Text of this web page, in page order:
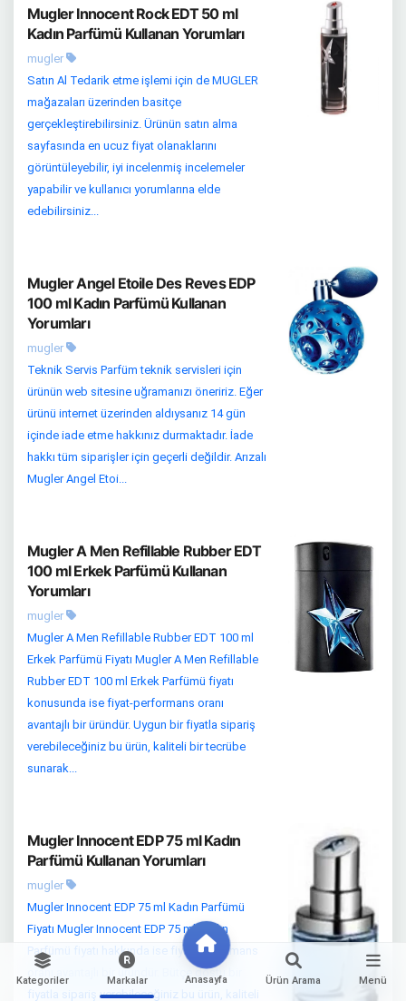
Kategoriler Markalar Anasayfa Ürün Arama Menü
Mugler Innocent Rock EDT 50 ml
Kadın Parfümü Kullanan Yorumları
mugler
Satın Al Tedarik etme işlemi için de MUGLER
mağazaları üzerinden basitçe
gerçekleştirebilirsiniz. Ürünün satın alma
sayfasında en ucuz fiyat olanaklarını
görüntüleyebilir, iyi incelenmiş incelemeler
yapabilir ve kullanıcı yorumlarına elde
edebilirsiniz...
Mugler Angel Etoile Des Reves EDP
100 ml Kadın Parfümü Kullanan
Yorumları
mugler
Teknik Servis Parfüm teknik servisleri için
ürünün web sitesine uğramanızı öneririz. Eğer
ürünü internet üzerinden aldıysanız 14 gün
içinde iade etme hakkınız durmaktadır. İade
hakkı tüm siparişler için geçerli değildir. Arızalı
Mugler Angel Etoi...
Mugler A Men Refillable Rubber EDT
100 ml Erkek Parfümü Kullanan
Yorumları
mugler
Mugler A Men Refillable Rubber EDT 100 ml
Erkek Parfümü Fiyatı Mugler A Men Refillable
Rubber EDT 100 ml Erkek Parfümü fiyatı
konusunda ise fiyat-performans oranı
avantajlı bir üründür. Uygun bir fiyatla sipariş
verebileceğiniz bu ürün, kaliteli bir tecrübe
sunarak...
Mugler Innocent EDP 75 ml Kadın
Parfümü Kullanan Yorumları
mugler
Mugler Innocent EDP 75 ml Kadın Parfümü
Fiyatı Mugler Innocent EDP 75 ml Kadın
Parfümü fiyatı hakkında ise fiyat-performans
oranı avantajlı bir üründür. Bütçe dostu bir
fiyatla sipariş verebileceğiniz bu ürün, kaliteli